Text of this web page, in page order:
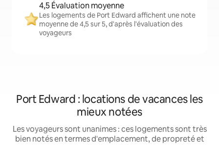
4,5 Évaluation moyenne
Les logements de Port Edward affichent une note
moyenne de 4,5 sur 5, d'après l'évaluation des
voyageurs
Port Edward : locations de vacances les
mieux notées
Les voyageurs sont unanimes : ces logements sont très
bien notés en termes d'emplacement, de propreté et